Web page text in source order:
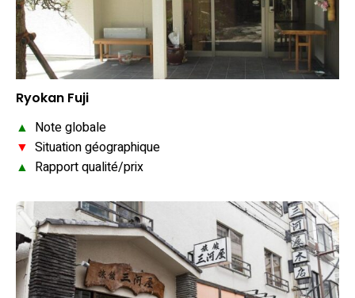
Ryokan Fuji
▲ Note globale
▼ Situation géographique
▲ Rapport qualité/prix